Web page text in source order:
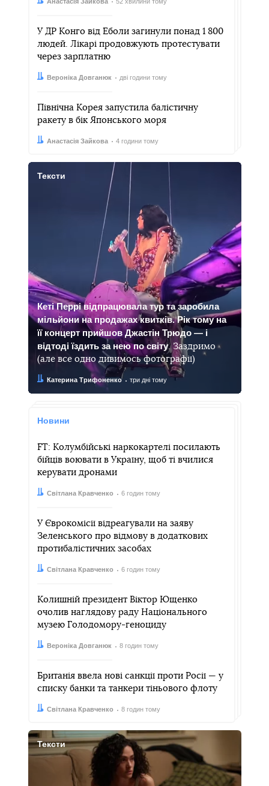
У ДР Конго від Еболи загинули понад 1 800
людей. Лікарі продовжують протестувати
через зарплатню
Автор:
Вероніка Довганюк
Дата: дві години тому
Північна Корея запустила балістичну
ракету в бік Японського моря
Автор:Анастасія Зайкова
Дата: 4 години тому
Тексти
Кеті Перрі відпрацювала тур та заробила
мільйони на продажах квитків. Рік тому на
її концерт прийшов Джастін Трюдо — і
відтоді їздить за нею по світу. Заздримо
(але все одно дивимось фотографії)
Автор:Катерина Трифоненко
Дата: три дні тому
Новини
FT: Колумбійські наркокартелі посилають
бійців воювати в Україну, щоб ті вчилися
керувати дронами
Автор:
Світлана Кравченко
Дата: 6 годин тому
У Єврокомісії відреагували на заяву
Зеленського про відмову в додаткових
протибалістичних засобах
Автор:
Світлана Кравченко
Дата: 6 годин тому
Колишній президент Віктор Ющенко
очолив наглядову раду Національного
музею Голодомору-геноциду
Автор:Вероніка Довганюк
Дата: 8 годин тому
Британія ввела нові санкції проти Росії — у
списку банки та танкери тіньового флоту
Автор:
Світлана Кравченко
Дата: 8 годин тому
Тексти